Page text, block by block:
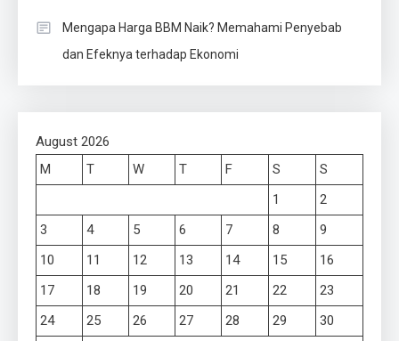
Mengapa Harga BBM Naik? Memahami Penyebab
dan Efeknya terhadap Ekonomi
August 2026
M
T W T F S
S
1
2
3
4 5 6 7 8
9
10
11 12 13 14 15
16
17
18 19 20 21 22
23
24
25 26 27 28 29
30